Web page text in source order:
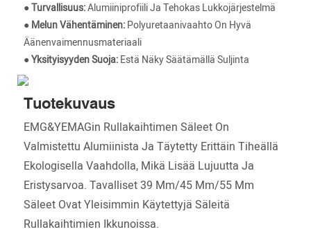
●Turvallisuus:Alumiiniprofiili Ja Tehokas Lukkojärjestelmä
●Melun Vähentäminen:Polyuretaanivaahto On Hyvä
Äänenvaimennusmateriaali
●Yksityisyyden Suoja:Estä Näky Säätämällä Suljinta
Tuotekuvaus
EMG&YEMAGin Rullakaihtimen Säleet On
Valmistettu Alumiinista Ja Täytetty Erittäin Tiheällä
Ekologisella Vaahdolla, Mikä Lisää Lujuutta Ja
Eristysarvoa. Tavalliset 39 Mm/45 Mm/55 Mm
Säleet Ovat Yleisimmin Käytettyjä Säleitä
Rullakaihtimien Ikkunoissa.